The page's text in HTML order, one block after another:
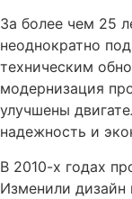
За более чем 25
неоднократно
техническим
модернизация
улучшены
надежность и
В 2010-х годах
Изменили дизайн